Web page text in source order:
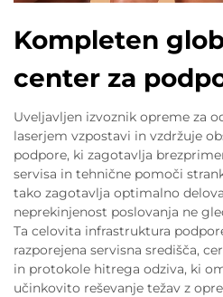
Kompleten
center za
Uveljavljen izvoznik opreme za
laserjem vzpostavi in vzdržuje
podpore, ki zagotavlja
servisa in tehnične pomoči
tako zagotavlja optimalno
neprekinjenost poslovanja ne
Ta celovita infrastruktura
razporejena servisna središča,
in protokole hitrega odziva, ki
učinkovito reševanje težav z